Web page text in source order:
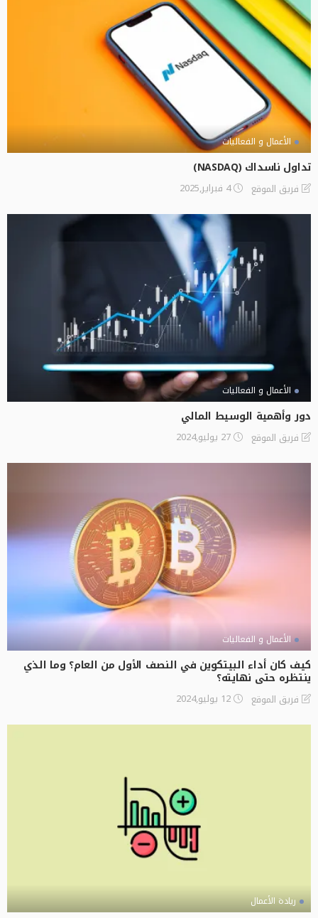
الأعمال و الفعاليات
تداول ناسداك (NASDAQ)
فريق الموقع 4 فبراير,2025
الأعمال و الفعاليات
دور وأهمية الوسيط المالي
فريق الموقع 27 يوليو,2024
الأعمال و الفعاليات
كيف كان أداء البيتكوين في النصف الأول من العام؟ وما الذي
ينتظره حتى نهايته؟
فريق الموقع 12 يوليو,2024
ريادة الأعمال